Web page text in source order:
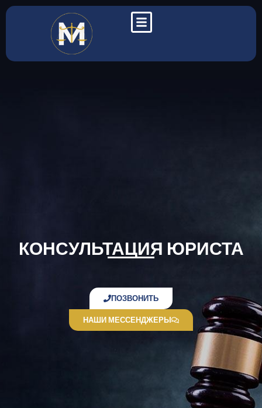
КОНСУЛЬТАЦИЯ ЮРИСТА
ПОЗВОНИТЬ
НАШИ МЕССЕНДЖЕРЫ